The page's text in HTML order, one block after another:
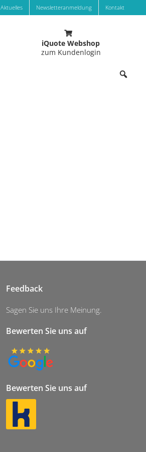
Aktuelles Newsletteranmeldung Kontakt
iQuote Webshop
zum Kundenlogin
Feedback
Sagen Sie uns Ihre Meinung.
Bewerten Sie uns auf
Bewerten Sie uns auf